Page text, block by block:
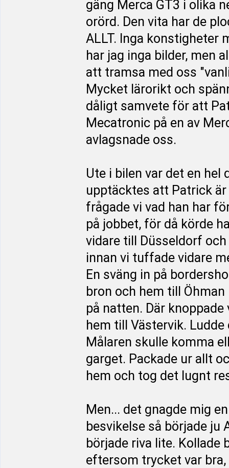
gäng Merca GT3 i olika
orörd. Den vita har de
ALLT. Inga konstigheter
har jag inga bilder, men
att tramsa med oss
Mycket lärorikt och
dåligt samvete för att
Mecatronic på en av
avlagsnade oss.
Ute i bilen var det en hel
upptäcktes att Patrick
frågade vi vad han har
på jobbet, för då körde
vidare till Düsseldorf
innan vi tuffade vidare
En sväng in på
bron och hem till
på natten. Där
hem till Västervik.
Målaren skulle komma
garget. Packade ur allt
hem och tog det lugnt
Men... det gnagde mig
besvikelse så började ju
började riva lite. Kollade
eftersom trycket var